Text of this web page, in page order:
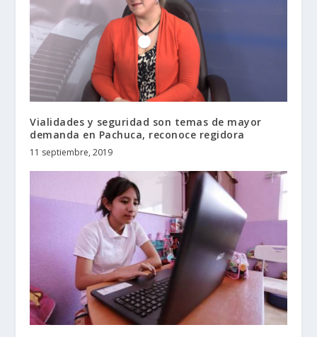
Vialidades y seguridad son temas de mayor
demanda en Pachuca, reconoce regidora
11 septiembre, 2019